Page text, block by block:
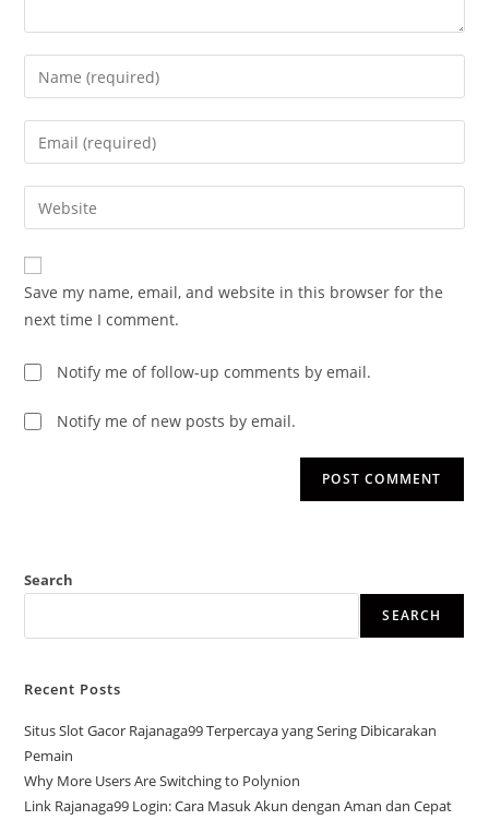
Save my name, email, and website in this browser for the
next time I comment.
Notify me of follow-up comments by email.
Notify me of new posts by email.
Search
SEARCH
Recent Posts
Situs Slot Gacor Rajanaga99 Terpercaya yang Sering Dibicarakan
Pemain
Why More Users Are Switching to Polynion
Link Rajanaga99 Login: Cara Masuk Akun dengan Aman dan Cepat